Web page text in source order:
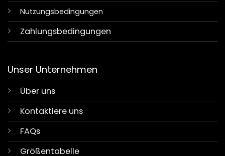
Nutzungsbedingungen
Zahlungsbedingungen
Unser Unternehmen
Über uns
Kontaktiere uns
FAQs
Größentabelle